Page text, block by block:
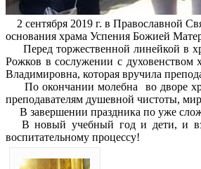
2 сентября 2019 г. в Православной
основания храма Успения Божией
Перед торжественной линейкой в
Рожков в сослужении с духовенством
Владимировна, которая вручила
По окончании молебна во дворе
преподавателям душевной чистоты,
В завершении праздника по уже
В новый учебный год и дети, и
воспитательному процессу!